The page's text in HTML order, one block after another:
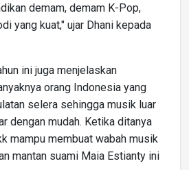
demam, demam K-Pop,
yang kuat," ujar Dhani kepada
ini juga menjelaskan
orang Indonesia yang
selera sehingga musik luar
dengan mudah. Ketika ditanya
mampu membuat wabah musik
mantan suami Maia Estianty ini